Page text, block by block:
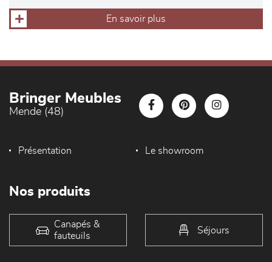
En savoir plus
Bringer Meubles
Mende (48)
Présentation Le showroom
Nos produits
Canapés &
fauteuils
Séjours